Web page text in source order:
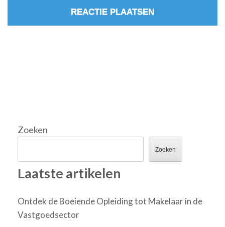
Zoeken
Zoeken
Laatste artikelen
Ontdek de Boeiende Opleiding tot Makelaar in de
Vastgoedsector